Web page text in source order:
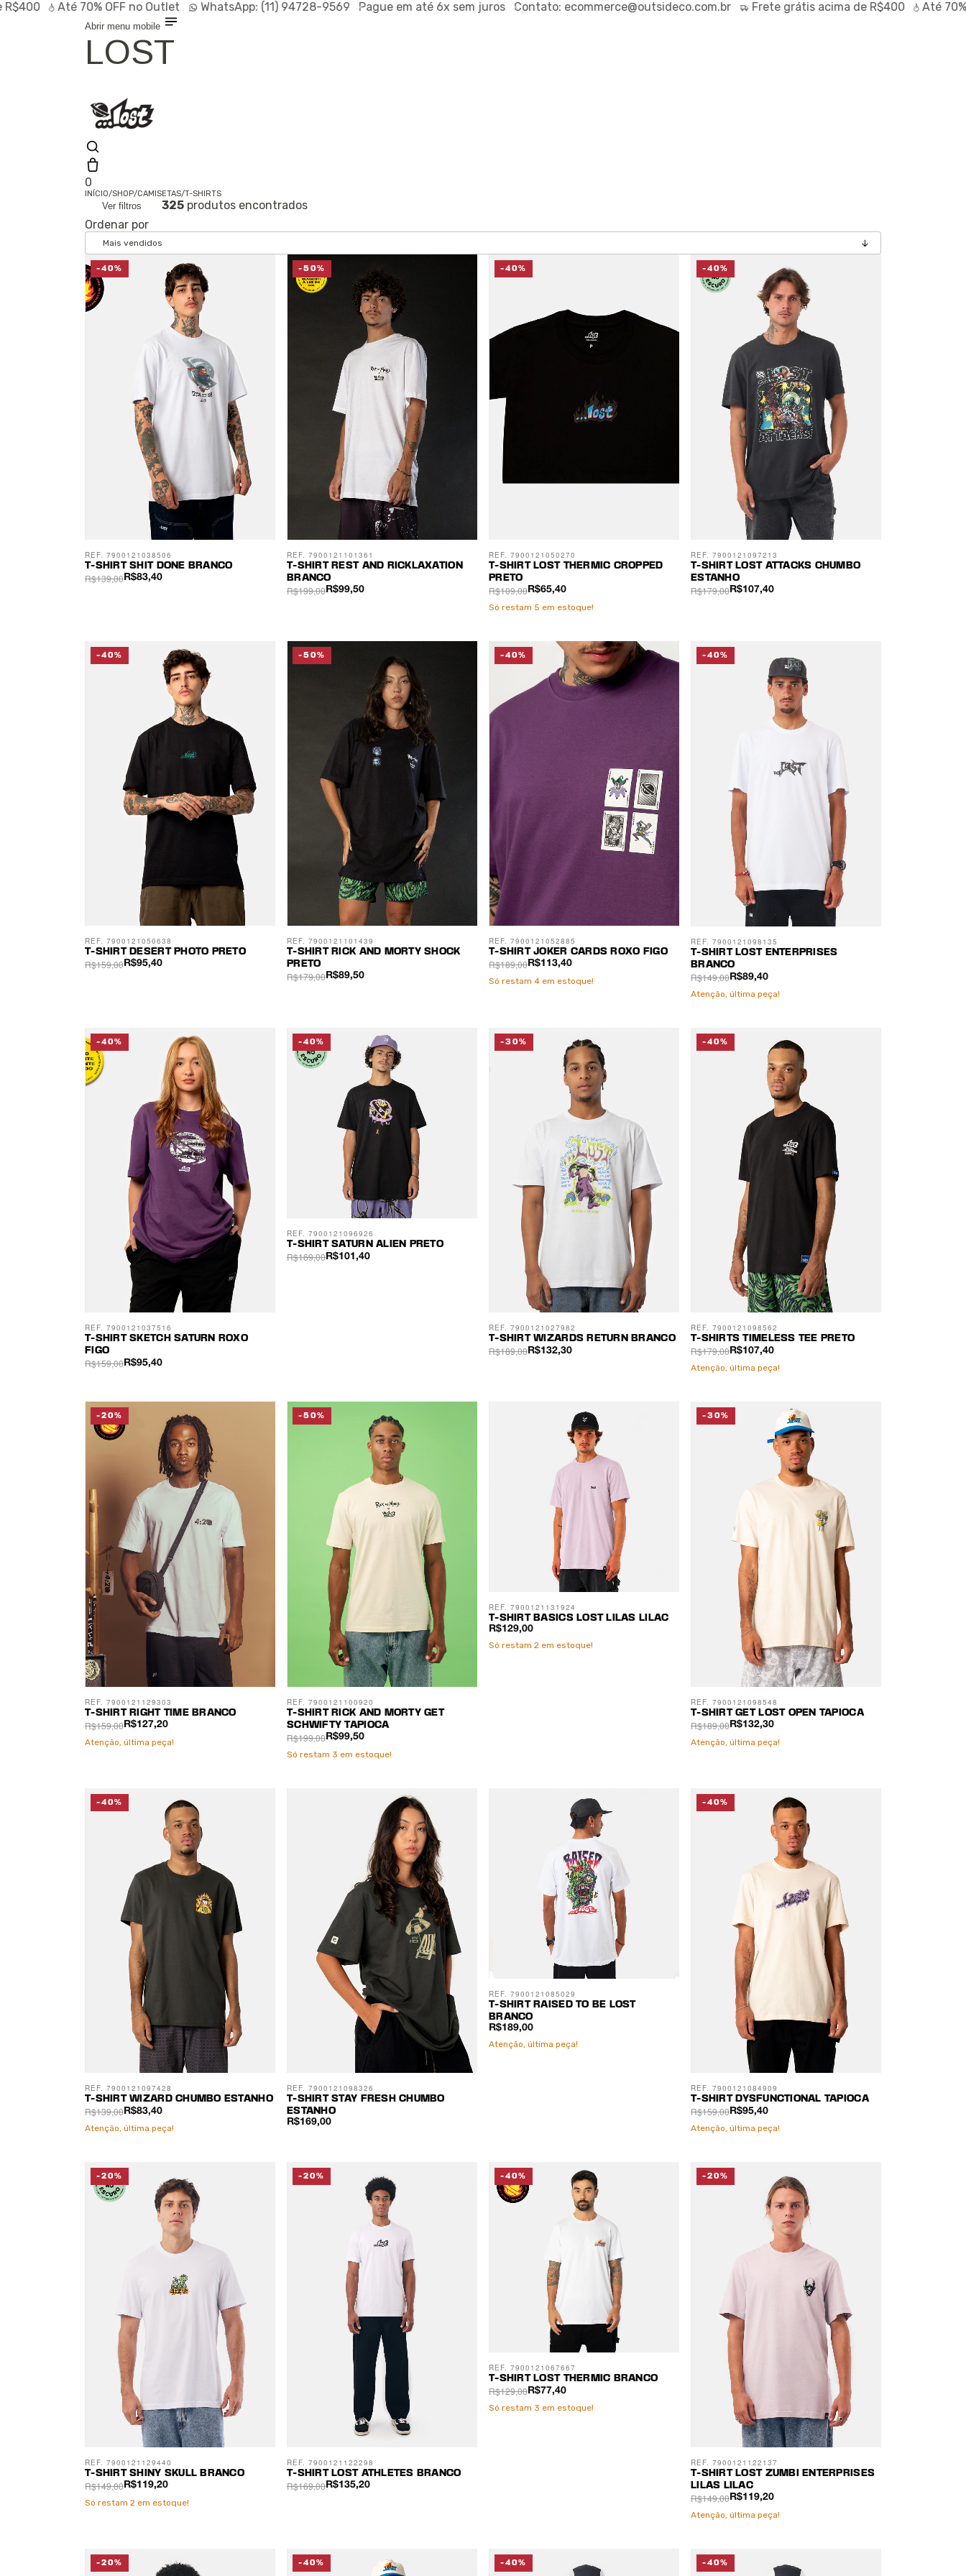
Até70% OFF no Outlet WhatsApp:(11) 94728-9569 Pague em até6x sem juros Contato:ecommerce@outsideco.com.br Frete grátisacima de R$400 Até70% OFF no
Abrir menu mobile
LOST
0
HOT
SALE
INÍCIO/SHOP/CAMISETAS/T-SHIRTS
Ver filtros 325 produtos encontrados
Ordenar por
T-SHIRT SHIT DONE BRANCO
R$83,40
R$139,00
REF. 7900121038506
-40%
T-SHIRT REST AND RICKLAXATION
BRANCO
R$99,50
R$199,00
REF. 7900121101361
-50%
T-SHIRT LOST THERMIC CROPPED
PRETO
R$65,40
R$109,00
REF. 7900121050270
-40%
Só restam 5 em estoque!
T-SHIRT LOST ATTACKS CHUMBO
ESTANHO
R$107,40
R$179,00
REF. 7900121097213
-40%
T-SHIRT DESERT PHOTO PRETO
R$95,40
R$159,00
REF. 7900121050638
-40%
T-SHIRT RICK AND MORTY SHOCK
PRETO
R$89,50
R$179,00
REF. 7900121101439
-50%
T-SHIRT JOKER CARDS ROXO FIGO
R$113,40
R$189,00
REF. 7900121052885
-40%
Só restam 4 em estoque!
T-SHIRT LOST ENTERPRISES
BRANCO
R$89,40
R$149,00
REF. 7900121098135
-40%
Atenção, última peça!
T-SHIRT SKETCH SATURN ROXO
FIGO
R$95,40
R$159,00
REF. 7900121037516
-40%
T-SHIRT SATURN ALIEN PRETO
R$101,40
R$169,00
REF. 7900121096926
-40%
T-SHIRT WIZARDS RETURN BRANCO
R$132,30
R$189,00
REF. 7900121027982
-30%
T-SHIRTS TIMELESS TEE PRETO
R$107,40
R$179,00
REF. 7900121098562
-40%
Atenção, última peça!
T-SHIRT RIGHT TIME BRANCO
R$127,20
R$159,00
REF. 7900121129303
-20%
Atenção, última peça!
T-SHIRT RICK AND MORTY GET
SCHWIFTY TAPIOCA
R$99,50
R$199,00
REF. 7900121100920
-50%
Só restam 3 em estoque!
T-SHIRT BASICS LOST LILAS LILAC
R$129,00
REF. 7900121131924
Só restam 2 em estoque!
T-SHIRT GET LOST OPEN TAPIOCA
R$132,30
R$189,00
REF. 7900121098548
-30%
Atenção, última peça!
T-SHIRT WIZARD CHUMBO ESTANHO
R$83,40
R$139,00
REF. 7900121097428
-40%
Atenção, última peça!
T-SHIRT STAY FRESH CHUMBO
ESTANHO
R$169,00
REF. 7900121098326
T-SHIRT RAISED TO BE LOST
BRANCO
R$189,00
REF. 7900121085029
Atenção, última peça!
T-SHIRT DYSFUNCTIONAL TAPIOCA
R$95,40
R$159,00
REF. 7900121084909
-40%
Atenção, última peça!
T-SHIRT SHINY SKULL BRANCO
R$119,20
R$149,00
REF. 7900121129440
-20%
Só restam 2 em estoque!
T-SHIRT LOST ATHLETES BRANCO
R$135,20
R$169,00
REF. 7900121122298
-20%
T-SHIRT LOST THERMIC BRANCO
R$77,40
R$129,00
REF. 7900121067667
-40%
Só restam 3 em estoque!
T-SHIRT LOST ZUMBI ENTERPRISES
LILAS LILAC
R$119,20
R$149,00
REF. 7900121122137
-20%
Atenção, última peça!
-20% -40% -40% -40%